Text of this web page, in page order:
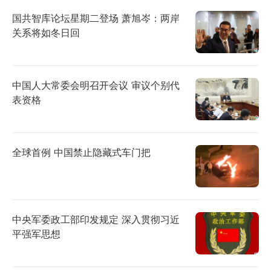
国共智库论坛星期二登场 萧旭岑：两岸
关系将如冬日回
中国人大常委会明召开会议 审议个别代
表资格
全球首例 中国禁止隐藏式车门把
中央军委政工部印发规定 深入贯彻习近
平强军思想